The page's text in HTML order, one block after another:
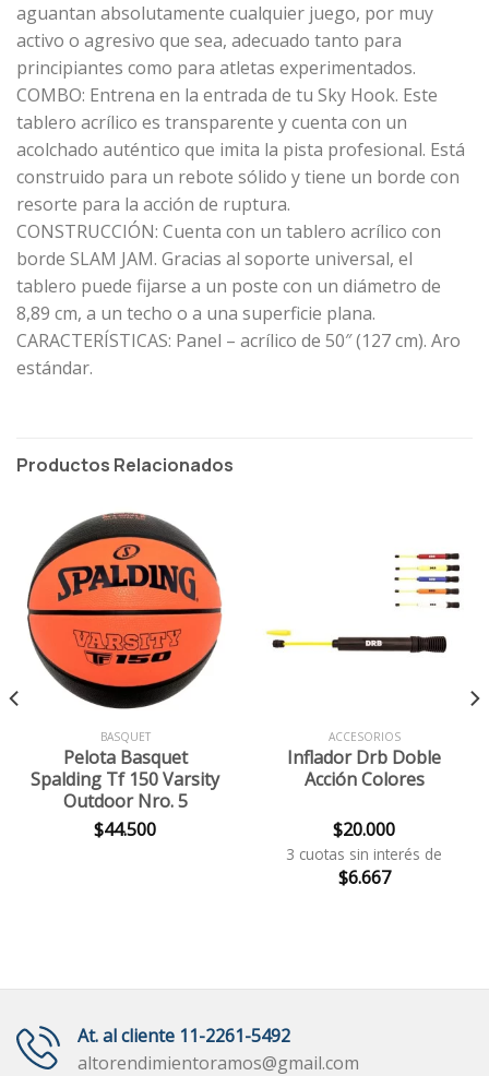
aguantan absolutamente cualquier juego, por muy
activo o agresivo que sea, adecuado tanto para
principiantes como para atletas experimentados.
COMBO: Entrena en la entrada de tu Sky Hook. Este
tablero acrílico es transparente y cuenta con un
acolchado auténtico que imita la pista profesional. Está
construido para un rebote sólido y tiene un borde con
resorte para la acción de ruptura.
CONSTRUCCIÓN: Cuenta con un tablero acrílico con
borde SLAM JAM. Gracias al soporte universal, el
tablero puede fijarse a un poste con un diámetro de
8,89 cm, a un techo o a una superficie plana.
CARACTERÍSTICAS: Panel – acrílico de 50″ (127 cm). Aro
estándar.
Productos Relacionados
BASQUET
Pelota Basquet
Spalding Tf 150 Varsity
Outdoor Nro. 5
$44.500
ACCESORIOS
Inflador Drb Doble
Acción Colores
$20.000
3 cuotas sin interés de
$6.667
At. al cliente 11-2261-5492
altorendimientoramos@gmail.com